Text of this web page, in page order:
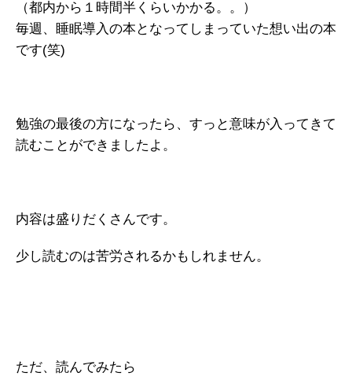
（都内から１時間半くらいかかる。。）
毎週、睡眠導入の本となってしまっていた想い出の本
です(笑)
勉強の最後の方になったら、すっと意味が入ってきて
読むことができましたよ。
内容は盛りだくさんです。
少し読むのは苦労されるかもしれません。
ただ、読んでみたら